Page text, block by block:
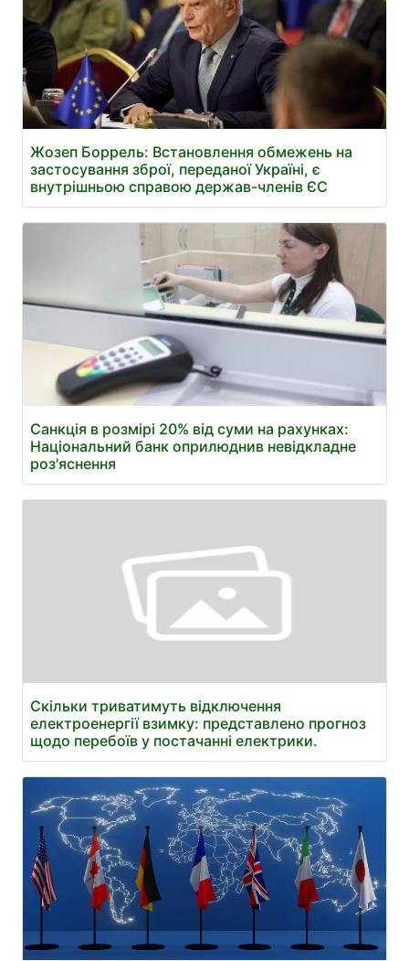
Жозеп Боррель: Встановлення обмежень на
застосування зброї, переданої Україні, є
внутрішньою справою держав-членів ЄС
Санкція в розмірі 20% від суми на рахунках:
Національний банк оприлюднив невідкладне
роз'яснення
Скільки триватимуть відключення
електроенергії взимку: представлено прогноз
щодо перебоїв у постачанні електрики.